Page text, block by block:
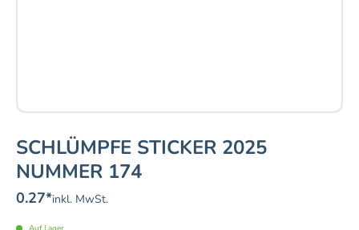
SCHLÜMPFE STICKER 2025
NUMMER 174
0.27*inkl. MwSt.